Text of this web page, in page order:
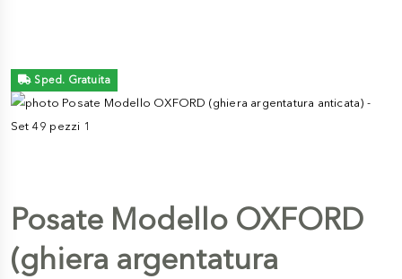
Sped. Gratuita
Posate Modello OXFORD
(ghiera argentatura